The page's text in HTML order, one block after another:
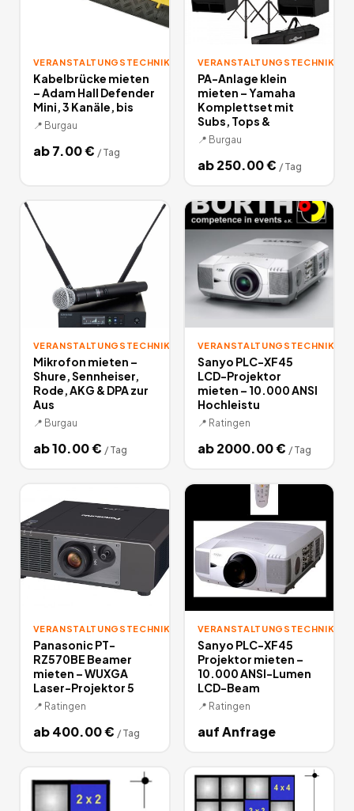
VERANSTALTUNGSTECHNIK
Kabelbrücke mieten
– Adam Hall Defender
Mini, 3 Kanäle, bis
📍 Burgau
ab7.00€ / Tag
VERANSTALTUNGSTECHNIK
PA-Anlage klein
mieten – Yamaha
Komplettset mit
Subs, Tops &
📍 Burgau
ab250.00€ / Tag
VERANSTALTUNGSTECHNIK
Mikrofon mieten –
Shure, Sennheiser,
Rode, AKG & DPA zur
Aus
📍 Burgau
ab10.00€ / Tag
VERANSTALTUNGSTECHNIK
Sanyo PLC-XF45
LCD-Projektor
mieten – 10.000 ANSI
Hochleistu
📍 Ratingen
ab2000.00€ / Tag
VERANSTALTUNGSTECHNIK
Panasonic PT-
RZ570BE Beamer
mieten – WUXGA
Laser-Projektor 5
📍 Ratingen
ab400.00€ / Tag
VERANSTALTUNGSTECHNIK
Sanyo PLC-XF45
Projektor mieten –
10.000 ANSI-Lumen
LCD-Beam
📍 Ratingen
auf Anfrage